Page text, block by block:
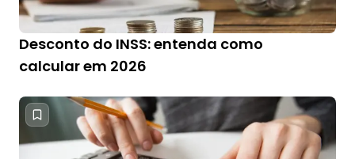
Desconto do INSS: entenda como
calcular em 2026